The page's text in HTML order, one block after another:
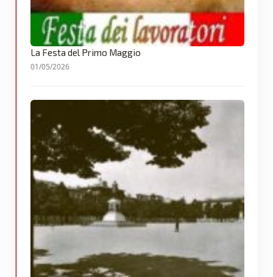
La Festa del Primo Maggio
01/05/2026